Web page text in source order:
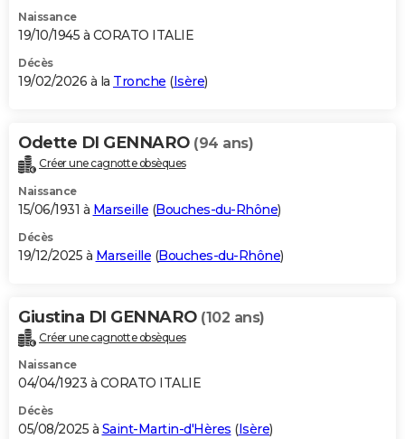
Naissance
19/10/1945 à CORATO ITALIE
Décès
19/02/2026 à la Tronche (Isère)
Odette DI GENNARO (94 ans)
Créer une cagnotte obsèques
Naissance
15/06/1931 à Marseille (Bouches-du-Rhône)
Décès
19/12/2025 à Marseille (Bouches-du-Rhône)
Giustina DI GENNARO (102 ans)
Créer une cagnotte obsèques
Naissance
04/04/1923 à CORATO ITALIE
Décès
05/08/2025 à Saint-Martin-d'Hères (Isère)